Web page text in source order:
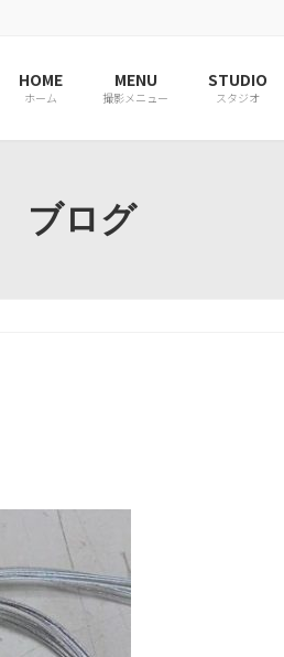
HOME
ホーム
MENU
撮影メニュー
STUDIO
スタジオ
ブログ